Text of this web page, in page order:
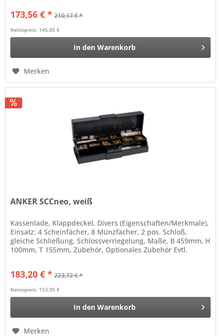
173,56 € * 210,17 € *
Nettopreis: 145,85 €
In den Warenkorb
Merken
ANKER SCCneo, weiß
Kassenlade, Klappdeckel, Divers (Eigenschaften/Merkmale),
Einsatz: 4 Scheinfächer, 8 Münzfächer, 2 pos. Schloß,
gleiche Schließung, Schlossverriegelung, Maße, B 459mm, H
100mm, T 155mm, Zubehör, Optionales Zubehör Evtl.
183,20 € * 223,72 € *
Nettopreis: 153,95 €
In den Warenkorb
Merken